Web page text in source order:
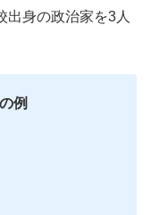
出身の政治家を3人
例